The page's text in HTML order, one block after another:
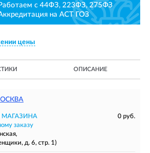
с 44ФЗ, 223ФЗ, 275ФЗ
на АСТ ГОЗ
цены
ОПИСАНИЕ
0 руб.
заказу
д. 6, стр. 1)